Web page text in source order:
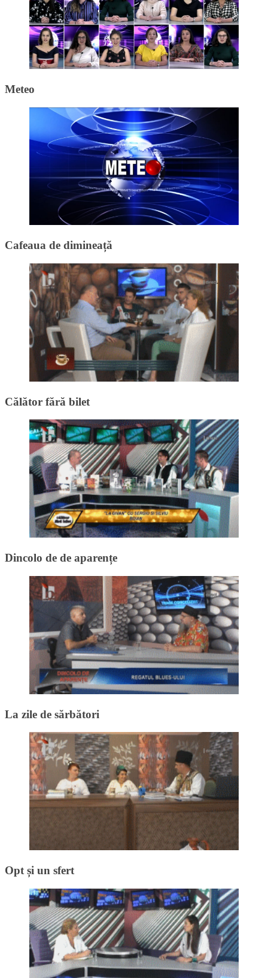
Meteo
Cafeaua de dimineață
Călător fără bilet
Dincolo de de aparențe
La zile de sărbători
Opt și un sfert